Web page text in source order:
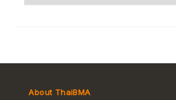
About ThaiBMA